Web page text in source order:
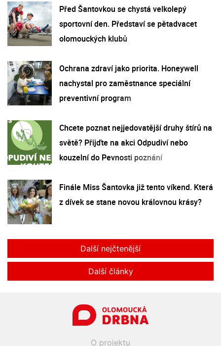
Před Šantovkou se chystá velkolepý
sportovní den. Představí se pětadvacet
olomouckých klubů
Ochrana zdraví jako priorita. Honeywell
nachystal pro zaměstnance speciální
preventivní program
Chcete poznat nejjedovatější druhy štírů na
světě? Přijďte na akci Odpudiví nebo
kouzelní do Pevnosti poznání
Finále Miss Šantovka již tento víkend. Která
z dívek se stane novou královnou krásy?
Další nejčtenější
Další články
O projektu